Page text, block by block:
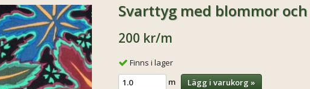
Svarttyg med blommor
200 kr/m
Finns i lager
m
Lägg i varukorg »